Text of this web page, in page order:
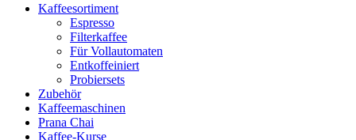
Kaffeesortiment
Espresso
Filterkaffee
Für Vollautomaten
Entkoffeiniert
Probiersets
Zubehör
Kaffeemaschinen
Prana Chai
Kaffee-Kurse